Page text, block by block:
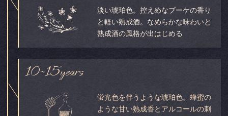
淡い琥珀色。控えめなブーケの香り
と軽い熟成酒。なめらかな味わいと
熟成酒の風格が出はじめる
10~15years
蛍光色を伴うような琥珀色。蜂蜜の
ような甘い熟成香とアルコールの刺